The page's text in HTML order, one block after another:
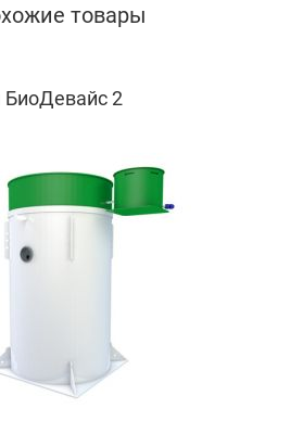
товары
БиоДевайс 2